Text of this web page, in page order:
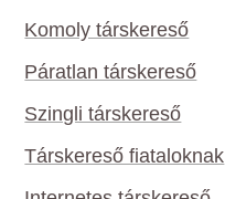
Komoly társkereső
Páratlan társkereső
Szingli társkereső
Társkereső fiataloknak